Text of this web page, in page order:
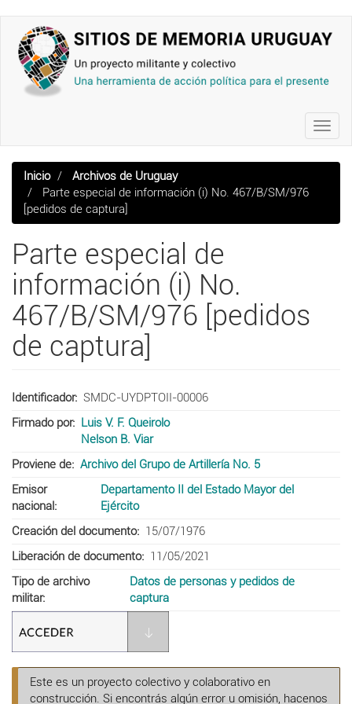
contenido
principal
Inicio
Archivos de Uruguay
Parte especial de información (i) No. 467/B/SM/976
[pedidos de captura]
Parte especial de
información (i) No.
467/B/SM/976 [pedidos
de captura]
Identificador
SMDC-UYDPTOII-00006
Firmado por
Luis V. F. Queirolo
Nelson B. Viar
Proviene de
Archivo del Grupo de Artillería No. 5
Emisor
nacional
Departamento II del Estado Mayor del
Ejército
Creación del documento
15/07/1976
Liberación de documento
11/05/2021
Tipo de archivo
militar
Datos de personas y pedidos de
captura
Este es un proyecto colectivo y colaborativo en
construcción. Si encontrás algún error u omisión, hacenos